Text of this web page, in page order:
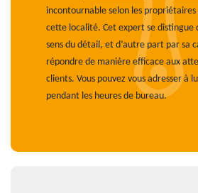
incontournable selon les propriétaires
cette localité. Cet expert se distingue
sens du détail, et d’autre part par sa
répondre de manière efficace aux
clients. Vous pouvez vous adresser à
pendant les heures de bureau.